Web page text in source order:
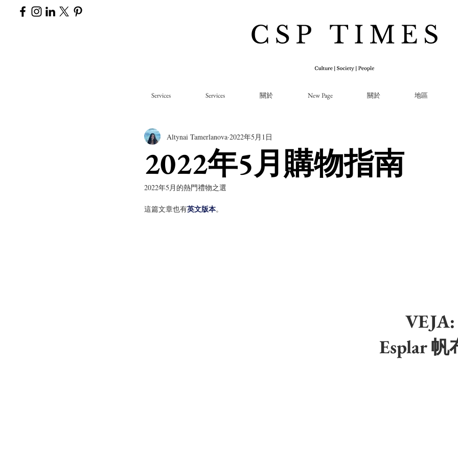
Services Services 關於 New Page 關於 地區
2022年5月購物指南
Altynai Tamerlanova 2022年5月1日
2022年5月的熱門禮物之選
這篇文章也有英文版本。
Esplar 帆